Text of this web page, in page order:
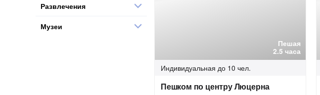
Пешая
2.5 часа
Индивидуальная до 10 чел.
Пешком по центру Люцерна
Развлечения
Музеи